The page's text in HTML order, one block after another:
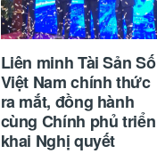
Liên minh Tài Sản Số
Việt Nam chính thức
ra mắt, đồng hành
cùng Chính phủ triển
khai Nghị quyết